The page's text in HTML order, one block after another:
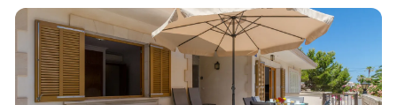
tuinmeubilair en een barbecue. Verder is er airconditioning,
verwarming en een satelliettelevisie. De accommodatie is
gelegen...